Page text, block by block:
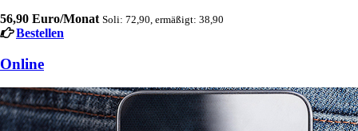
56,90 Euro/Monat Soli: 72,90, ermäßigt: 38,90
Bestellen
Online